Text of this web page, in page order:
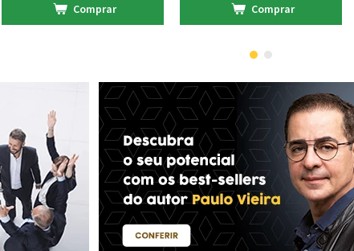
Comprar Comprar